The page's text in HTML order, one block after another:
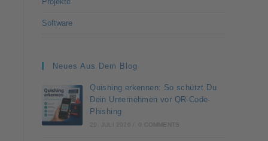
Software
Neues Aus Dem Blog
Quishing erkennen: So schützt Du
Dein Unternehmen vor QR-Code-
Phishing
29. JULI 2026 0 COMMENTS